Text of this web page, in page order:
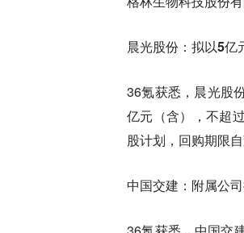
晨光股份：拟以5
36氪获悉，晨光股
亿元（含），不超
股计划，回购期限
中国交建：附属公